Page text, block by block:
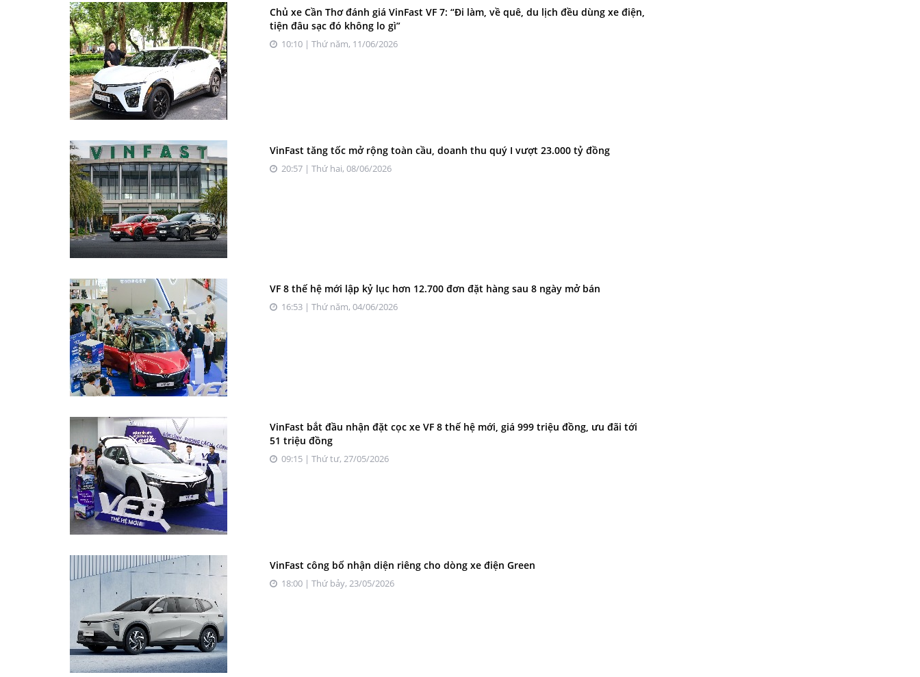
Chủ xe Cần Thơ đánh giá VinFast VF 7: “Đi làm, về quê, du lịch đều dùng xe điện,
tiện đâu sạc đó không lo gì”
10:10 | Thứ năm, 11/06/2026
VinFast tăng tốc mở rộng toàn cầu, doanh thu quý I vượt 23.000 tỷ đồng
20:57 | Thứ hai, 08/06/2026
VF 8 thế hệ mới lập kỷ lục hơn 12.700 đơn đặt hàng sau 8 ngày mở bán
16:53 | Thứ năm, 04/06/2026
VinFast bắt đầu nhận đặt cọc xe VF 8 thế hệ mới, giá 999 triệu đồng, ưu đãi tới
51 triệu đồng
09:15 | Thứ tư, 27/05/2026
VinFast công bố nhận diện riêng cho dòng xe điện Green
18:00 | Thứ bảy, 23/05/2026